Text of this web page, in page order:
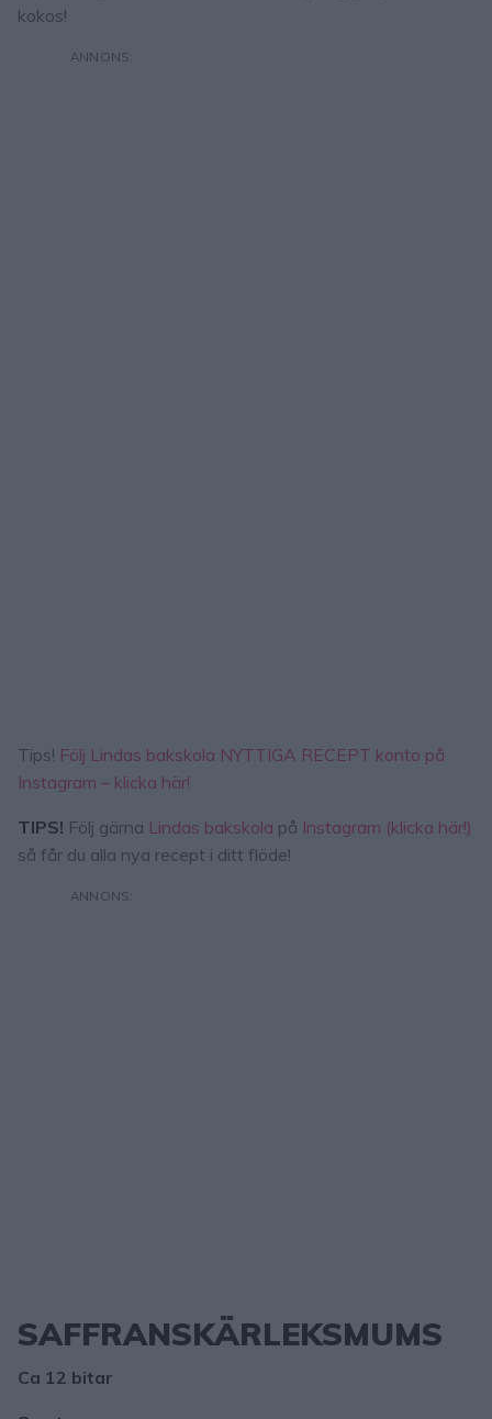
kokos!
Tips! Följ Lindas bakskola NYTTIGA RECEPT konto på
Instagram – klicka här!
TIPS! Följ gärna Lindas bakskola på Instagram (klicka här!)
så får du alla nya recept i ditt flöde!
SAFFRANSKÄRLEKSMUMS
Ca 12 bitar